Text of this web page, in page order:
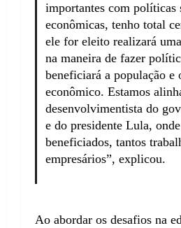
importantes com políticas
econômicas, tenho total
ele for eleito realizará
na maneira de fazer
beneficiará a população e
econômico. Estamos
desenvolvimentista do
e do presidente Lula,
beneficiados, tantos
empresários”, explicou.
Ao abordar os desafios na